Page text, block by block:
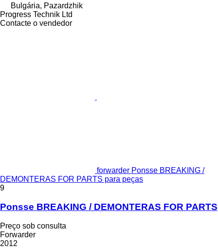
Bulgária, Pazardzhik
Progress Technik Ltd
Contacte o vendedor
forwarder Ponsse BREAKING /
DEMONTERAS FOR PARTS para peças
9
Ponsse BREAKING / DEMONTERAS FOR PARTS
Preço sob consulta
Forwarder
2012